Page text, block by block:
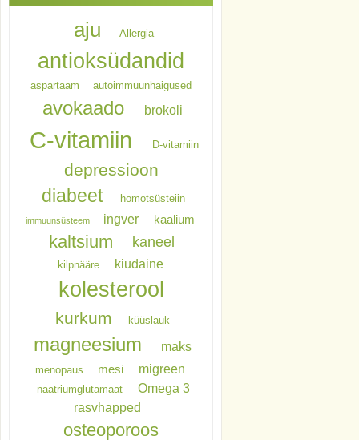
aju Allergia
antioksüdandid
aspartaam autoimmuunhaigused
avokaado brokoli
C-vitamiin D-vitamiin
depressioon
diabeet homotsüsteiin
immuunsüsteem ingver kaalium
kaltsium kaneel
kilpnääre kiudaine
kolesterool
kurkum küüslauk
magneesium maks
menopaus mesi migreen
naatriumglutamaat
Omega 3
rasvhapped
osteoporoos